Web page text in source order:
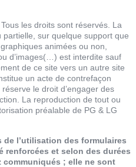
les droits sont réservés. La
sur quelque support que
animées ou non,
d’images(…) est interdite sauf
de ce site vers un autre site
un acte de contrefaçon
le droit d’engager des
La reproduction de tout ou
préalable de PG & LG
l’utilisation des formulaires
renforcées et selon des durées
; elle ne sont